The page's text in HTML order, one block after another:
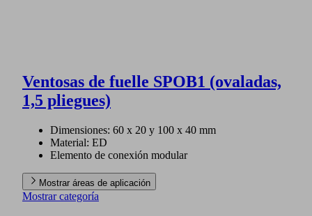
Ventosas de fuelle SPOB1 (ovaladas,
1,5 pliegues)
Dimensiones: 60 x 20 y 100 x 40 mm
Material: ED
Elemento de conexión modular
Mostrar áreas de aplicación
Mostrar categoría